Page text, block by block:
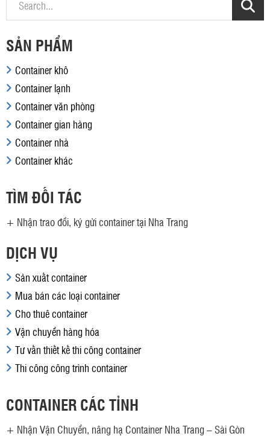
SẢN PHẨM
Container khô
Container lạnh
Container văn phòng
Container gian hàng
Container nhà
Container khác
TÌM ĐỐI TÁC
+ Nhận trao đổi, ký gửi container tại Nha Trang
DỊCH VỤ
Sản xuất container
Mua bán các loại container
Cho thuê container
Vận chuyển hàng hóa
Tư vấn thiết kế thi công container
Thi công công trình container
CONTAINER CÁC TỈNH
+ Nhận Vận Chuyển, nâng hạ Container Nha Trang – Sài Gòn